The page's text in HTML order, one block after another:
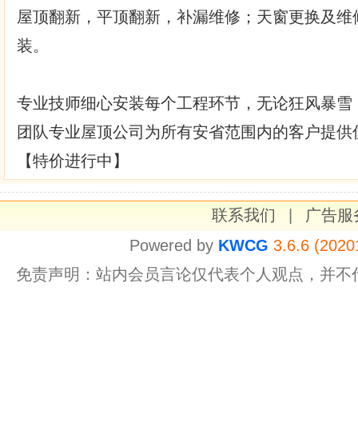
屋顶翻新，平顶翻新，补漏维修；天窗更换及
装。
专业技师细心安装每个工程环节，无论狂风暴
团队专业屋顶公司为所有安省范围内的客户提
【特价进行中】
联系我们
广告服
Powered by KWCG 3.6.6
免责声明：站内会员言论仅代表个人观点，并